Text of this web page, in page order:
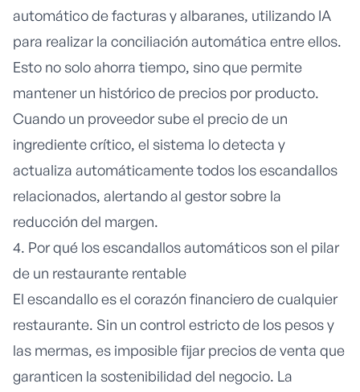
automático de facturas y albaranes, utilizando IA
para realizar la conciliación automática entre ellos.
Esto no solo ahorra tiempo, sino que permite
mantener un histórico de precios por producto.
Cuando un proveedor sube el precio de un
ingrediente crítico, el sistema lo detecta y
actualiza automáticamente todos los escandallos
relacionados, alertando al gestor sobre la
reducción del margen.
4. Por qué los escandallos automáticos son el pilar
de un restaurante rentable
El escandallo es el corazón financiero de cualquier
restaurante. Sin un control estricto de los pesos y
las mermas, es imposible fijar precios de venta que
garanticen la sostenibilidad del negocio. La